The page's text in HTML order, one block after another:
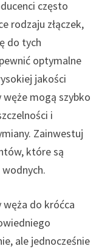
często
rodzaju złączek,
do tych
optymalne
jakości
węże mogą szybko
i
Zainwestuj
które są
do króćca
ale jednocześnie